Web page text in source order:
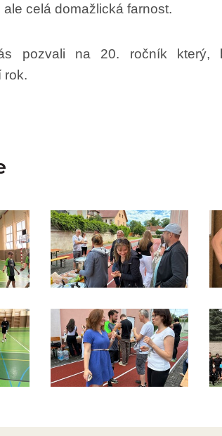
celá domažlická farnost.
pozvali na 20. ročník který,
rok.